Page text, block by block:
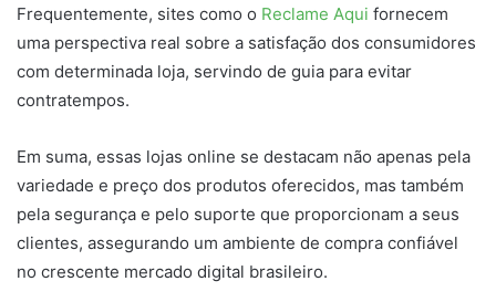
Frequentemente, sites como o Reclame Aqui fornecem
uma perspectiva real sobre a satisfação dos consumidores
com determinada loja, servindo de guia para evitar
contratempos.
Em suma, essas lojas online se destacam não apenas pela
variedade e preço dos produtos oferecidos, mas também
pela segurança e pelo suporte que proporcionam a seus
clientes, assegurando um ambiente de compra confiável
no crescente mercado digital brasileiro.